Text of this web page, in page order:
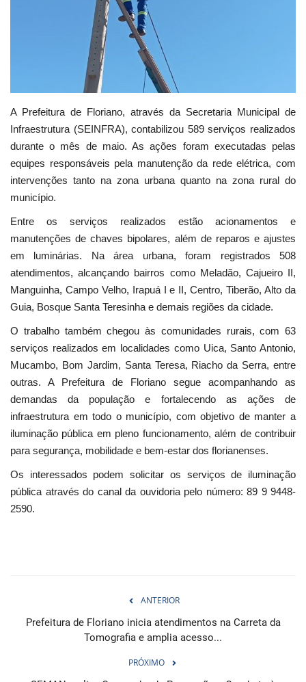
A Prefeitura de Floriano, através da Secretaria Municipal de
Infraestrutura (SEINFRA), contabilizou 589 serviços realizados
durante o mês de maio. As ações foram executadas pelas
equipes responsáveis pela manutenção da rede elétrica, com
intervenções tanto na zona urbana quanto na zona rural do
município.
Entre os serviços realizados estão acionamentos e
manutenções de chaves bipolares, além de reparos e ajustes
em luminárias. Na área urbana, foram registrados 508
atendimentos, alcançando bairros como Meladão, Cajueiro II,
Manguinha, Campo Velho, Irapuá I e II, Centro, Tiberão, Alto da
Guia, Bosque Santa Teresinha e demais regiões da cidade.
O trabalho também chegou às comunidades rurais, com 63
serviços realizados em localidades como Uica, Santo Antonio,
Mucambo, Bom Jardim, Santa Teresa, Riacho da Serra, entre
outras. A Prefeitura de Floriano segue acompanhando as
demandas da população e fortalecendo as ações de
infraestrutura em todo o município, com objetivo de manter a
iluminação pública em pleno funcionamento, além de contribuir
para segurança, mobilidade e bem-estar dos florianenses.
Os interessados podem solicitar os serviços de iluminação
pública através do canal da ouvidoria pelo número: 89 9 9448-
2590.
ANTERIOR
Prefeitura de Floriano inicia atendimentos na Carreta da
Tomografia e amplia acesso...
PRÓXIMO